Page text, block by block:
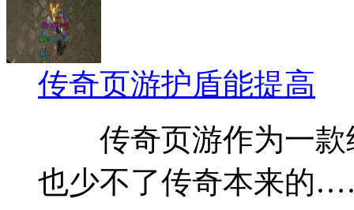
传奇页游护盾能提高
传奇页游作为一款
也少不了传奇本来的